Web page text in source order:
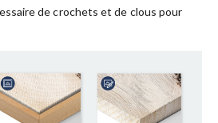
de crochets et de clous pour